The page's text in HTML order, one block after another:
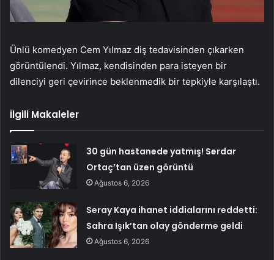
Ünlü komedyen Cem Yılmaz diş tedavisinden çıkarken
görüntülendi. Yılmaz, kendisinden para isteyen bir
dilenciyi geri çevirince beklenmedik bir tepkiyle karşılaştı.
İlgili Makaleler
30 gün hastanede yatmış! Serdar
Ortaç’tan üzen görüntü
Ağustos 6, 2026
Seray Kaya ihanet iddialarını reddetti:
Sahra Işık’tan olay gönderme geldi
Ağustos 6, 2026